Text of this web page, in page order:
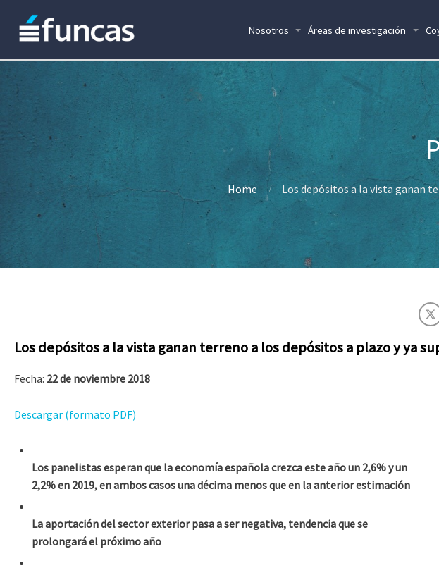
Nosotros Áreas de investigación
Home Los depósitos a la vista ganan
Los depósitos a la vista ganan terreno a los depósitos a plazo y ya
Fecha: 22 de noviembre 2018
Descargar (formato PDF)
Los panelistas esperan que la economía española crezca este año un 2,6% y un
2,2% en 2019, en ambos casos una décima menos que en la anterior estimación
La aportación del sector exterior pasa a ser negativa, tendencia que se
prolongará el próximo año